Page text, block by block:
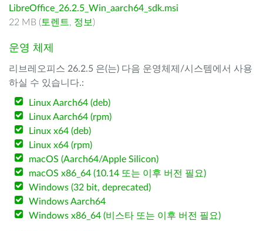
LibreOffice_26.2.5_Win_aarch64_sdk.msi
22 MB ( 토렌트, 정보 )
운영 체제
리브레오피스 26.2.5 은(는) 다음 운영체제/시스템에서 사용
하실 수 있습니다.:
Linux Aarch64 (deb)
Linux Aarch64 (rpm)
Linux x64 (deb)
Linux x64 (rpm)
macOS (Aarch64/Apple Silicon)
macOS x86_64 (10.14 또는 이후 버전 필요)
Windows (32 bit, deprecated)
Windows Aarch64
Windows x86_64 (비스타 또는 이후 버전 필요)